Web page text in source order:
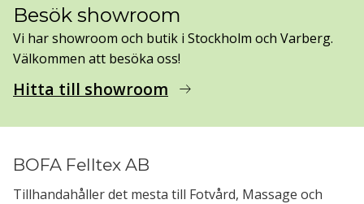
Besök showroom
Vi har showroom och butik i Stockholm och Varberg.
Välkommen att besöka oss!
Hitta till showroom arrow_right_alt
BOFA Felltex AB
Tillhandahåller det mesta till Fotvård, Massage och